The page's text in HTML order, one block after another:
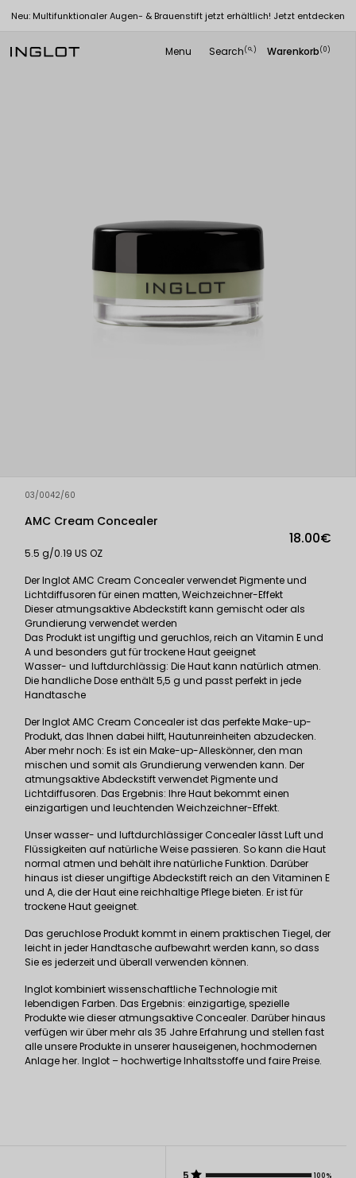
Neu: Multifunktionaler Augen- & Brauenstift jetzt erhältlich! Jetzt entdecken
Menu Search(
search ) Warenkorb(0)
03/0042/60
AMC Cream Concealer
18.00€
5.5 g/0.19 US OZ
Der Inglot AMC Cream Concealer verwendet Pigmente und
Lichtdiffusoren für einen matten, Weichzeichner-Effekt
Dieser atmungsaktive Abdeckstift kann gemischt oder als
Grundierung verwendet werden
Das Produkt ist ungiftig und geruchlos, reich an Vitamin E und
A und besonders gut für trockene Haut geeignet
Wasser- und luftdurchlässig: Die Haut kann natürlich atmen.
Die handliche Dose enthält 5,5 g und passt perfekt in jede
Handtasche
Der Inglot AMC Cream Concealer ist das perfekte Make-up-
Produkt, das Ihnen dabei hilft, Hautunreinheiten abzudecken.
Aber mehr noch: Es ist ein Make-up-Alleskönner, den man
mischen und somit als Grundierung verwenden kann. Der
atmungsaktive Abdeckstift verwendet Pigmente und
Lichtdiffusoren. Das Ergebnis: Ihre Haut bekommt einen
einzigartigen und leuchtenden Weichzeichner-Effekt.
Unser wasser- und luftdurchlässiger Concealer lässt Luft und
Flüssigkeiten auf natürliche Weise passieren. So kann die Haut
normal atmen und behält ihre natürliche Funktion. Darüber
hinaus ist dieser ungiftige Abdeckstift reich an den Vitaminen E
und A, die der Haut eine reichhaltige Pflege bieten. Er ist für
trockene Haut geeignet.
Das geruchlose Produkt kommt in einem praktischen Tiegel, der
leicht in jeder Handtasche aufbewahrt werden kann, so dass
Sie es jederzeit und überall verwenden können.
Inglot kombiniert wissenschaftliche Technologie mit
lebendigen Farben. Das Ergebnis: einzigartige, spezielle
Produkte wie dieser atmungsaktive Concealer. Darüber hinaus
verfügen wir über mehr als 35 Jahre Erfahrung und stellen fast
alle unsere Produkte in unserer hauseigenen, hochmodernen
Anlage her. Inglot – hochwertige Inhaltsstoffe und faire Preise.
5 100%